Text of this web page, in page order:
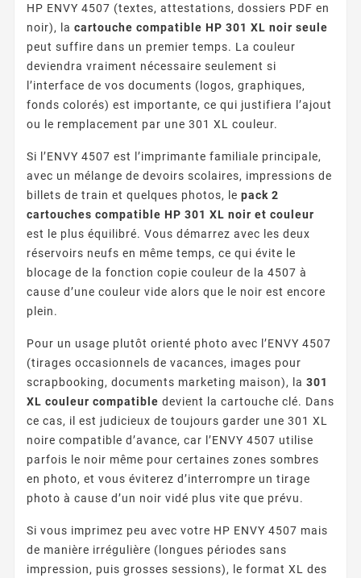
HP ENVY 4507 (textes, attestations, dossiers PDF en
noir), la cartouche compatible HP 301 XL noir seule
peut suffire dans un premier temps. La couleur
deviendra vraiment nécessaire seulement si
l’interface de vos documents (logos, graphiques,
fonds colorés) est importante, ce qui justifiera l’ajout
ou le remplacement par une 301 XL couleur.
Si l’ENVY 4507 est l’imprimante familiale principale,
avec un mélange de devoirs scolaires, impressions de
billets de train et quelques photos, le pack 2
cartouches compatible HP 301 XL noir et couleur
est le plus équilibré. Vous démarrez avec les deux
réservoirs neufs en même temps, ce qui évite le
blocage de la fonction copie couleur de la 4507 à
cause d’une couleur vide alors que le noir est encore
plein.
Pour un usage plutôt orienté photo avec l’ENVY 4507
(tirages occasionnels de vacances, images pour
scrapbooking, documents marketing maison), la 301
XL couleur compatible devient la cartouche clé. Dans
ce cas, il est judicieux de toujours garder une 301 XL
noire compatible d’avance, car l’ENVY 4507 utilise
parfois le noir même pour certaines zones sombres
en photo, et vous éviterez d’interrompre un tirage
photo à cause d’un noir vidé plus vite que prévu.
Si vous imprimez peu avec votre HP ENVY 4507 mais
de manière irrégulière (longues périodes sans
impression, puis grosses sessions), le format XL des